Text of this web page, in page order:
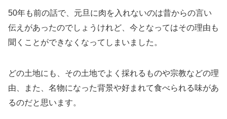
50年も前の話で、元旦に肉を入れないのは昔からの言い
伝えがあったのでしょうけれど、今となってはその理由も
聞くことができなくなってしまいました。
どの土地にも、その土地でよく採れるものや宗教などの理
由、また、名物になった背景や好まれて食べられる味があ
るのだと思います。